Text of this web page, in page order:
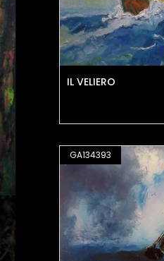
IL VELIERO
GA134393